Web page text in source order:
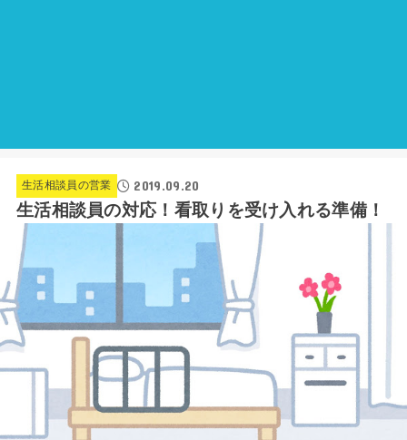
生活相談員の営業 2019.09.20
生活相談員の対応！看取りを受け入れる準備！